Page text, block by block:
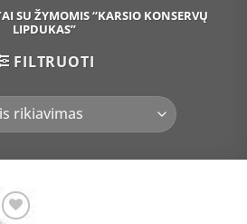
SU ŽYMOMIS “KARSIO KONSERVŲ
LIPDUKAS”
FILTRUOTI